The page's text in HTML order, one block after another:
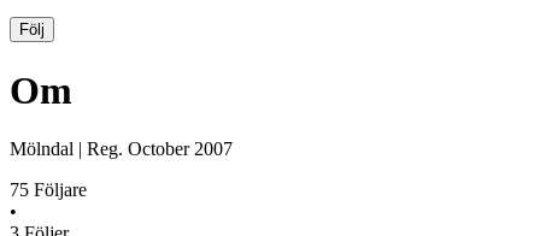
Följ
Om
Mölndal | Reg. October 2007
75 Följare
•